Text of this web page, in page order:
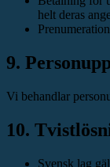
helt deras
9.
Vi behandlar
10.
Svensk lag